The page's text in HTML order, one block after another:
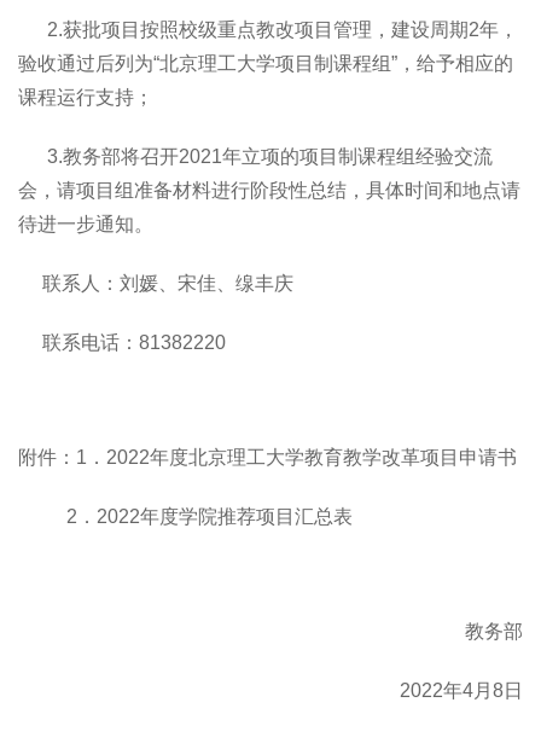
2.获批项目按照校级重点教改项目管理，建设周期2年，
验收通过后列为“北京理工大学项目制课程组”，给予相应的
课程运行支持；
3.教务部将召开2021年立项的项目制课程组经验交流
会，请项目组准备材料进行阶段性总结，具体时间和地点请
待进一步通知。
联系人：刘媛、宋佳、缐丰庆
联系电话：81382220
附件：1．2022年度北京理工大学教育教学改革项目申请书
2．2022年度学院推荐项目汇总表
教务部
2022年4月8日